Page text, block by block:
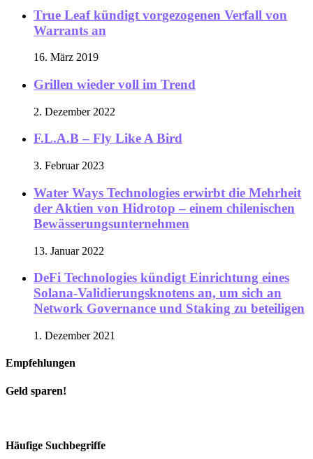
True Leaf kündigt vorgezogenen Verfall von
Warrants an
16. März 2019
Grillen wieder voll im Trend
2. Dezember 2022
F.L.A.B – Fly Like A Bird
3. Februar 2023
Water Ways Technologies erwirbt die Mehrheit
der Aktien von Hidrotop – einem chilenischen
Bewässerungsunternehmen
13. Januar 2022
DeFi Technologies kündigt Einrichtung eines
Solana-Validierungsknotens an, um sich an
Network Governance und Staking zu beteiligen
1. Dezember 2021
Empfehlungen
Geld sparen!
Häufige Suchbegriffe